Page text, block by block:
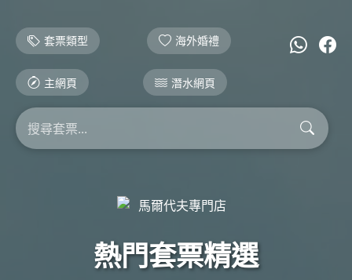
套票類型 海外婚禮
主網頁 潛水網頁
熱門套票精選